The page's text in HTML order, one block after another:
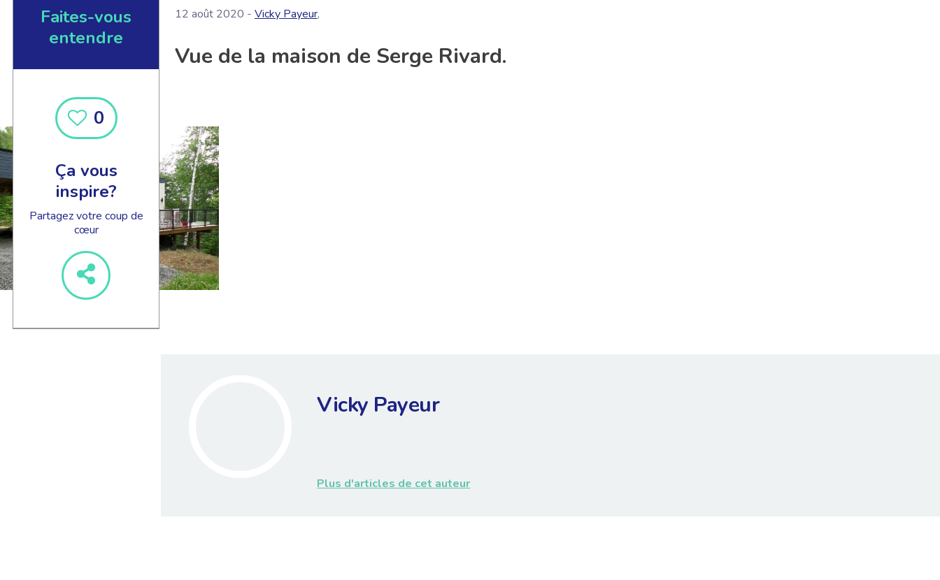
Faites-vous
entendre
0
Ça vous
inspire?
Partagez votre coup de
cœur
12 août 2020 - Vicky Payeur,
Vue de la maison de Serge Rivard.
Vicky Payeur
Plus d'articles de cet auteur